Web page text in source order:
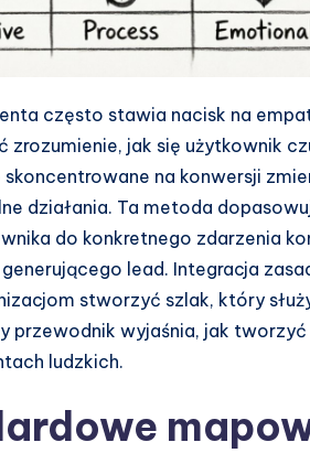
często stawia nacisk na
jak się użytkownik
na konwersji
działania. Ta metoda
do konkretnego zdarzenia
lead. Integracja
stworzyć szlak, który
przewodnik wyjaśnia, jak
ludzkich.